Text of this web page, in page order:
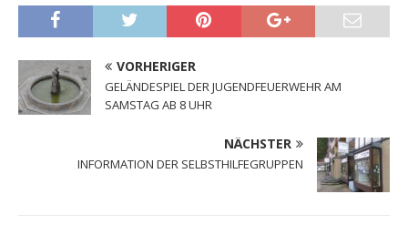
VORHERIGER
GELÄNDESPIEL DER JUGENDFEUERWEHR AM
SAMSTAG AB 8 UHR
NÄCHSTER
INFORMATION DER SELBSTHILFEGRUPPEN